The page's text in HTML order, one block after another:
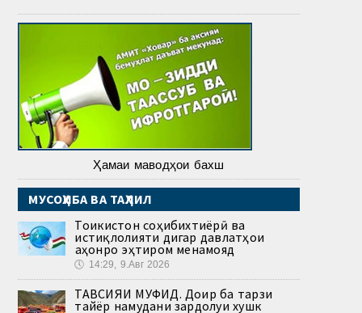
Ҳамаи маводҳои бахш
МУСОҲИБА ВА ТАҲЛИЛ
Тоҷикистон соҳибихтиёрӣ ва
истиқлолияти дигар давлатҳои
ҷаҳонро эҳтиром менамояд
🕔 14:29, 9.Авг 2026
ТАВСИЯИ МУФИД. Доир ба тарзи
тайёр намудани зардолуи хушк